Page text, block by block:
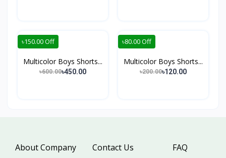
৳150.00 Off
Multicolor Boys Shorts...
৳600.00৳450.00
৳80.00 Off
Multicolor Boys Shorts...
৳200.00৳120.00
About Company Contact Us FAQ